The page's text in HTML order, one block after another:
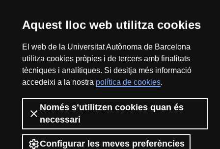
Aquest lloc web utilitza cookies
El web de la Universitat Autònoma de Barcelona
utilitza cookies pròpies i de tercers amb finalitats
tècniques i analítiques. Si desitja més informació
accedeixi a la nostra política de cookies.
Només s’utilitzen cookies quan és
necessari
Configurar les meves preferències